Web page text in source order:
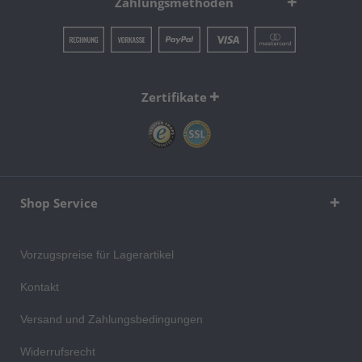
Zertifikate
Shop Service
Vorzugspreise für Lagerartikel
Kontakt
Versand und Zahlungsbedingungen
Widerrufsrecht